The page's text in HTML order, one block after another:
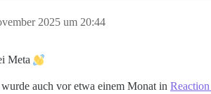
2025 um 20:44
Meta
auch vor etwa einem Monat in